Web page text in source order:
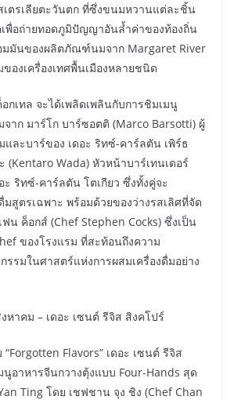
เตรเลียตะวันตก ที่ซึ่งขนมหวานแต่ละชิ้น
พื่อถ่ายทอดภูมิปัญญาอันล้ำค่าของท้องถิ่น
มันของผลิตภัณฑ์นมจาก Margaret River
องเครื่องเทศพื้นเมืองหลายชนิด
เทล จะได้เพลิดเพลินกับการชิมเมนู
จาก มาร์โก บาร์ซอตติ (Marco Barsotti) ผู้
และบาร์ของ เดอะ ริทซ์-คาร์ลตัน เพิร์ธ
(Kentaro Wada) หัวหน้าบาร์เทนเดอร์
ะ ริทซ์-คาร์ลตัน โตเกียว ซึ่งทั้งคู่จะ
มสูตรเฉพาะ พร้อมด้วยของว่างรสเลิศที่จัด
ฟน ค็อกส์ (Chef Stephen Cocks) ซึ่งเป็น
ของโรงแรม ที่สะท้อนถึงความ
รมในศาสตร์แห่งการผสมเครื่องดื่มอย่าง
หาคม – เดอะ เซนต์ รีจิส สิงคโปร์
Flavors” เดอะ เซนต์ รีจิส
นูอาหารจีนกวางตุ้งแบบ Four-Hands สุด
Ting โดย เชฟชาน จุง ชิง (Chef Chan